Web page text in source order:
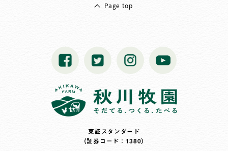
Page top
東証スタンダード
（証券コード：1380）